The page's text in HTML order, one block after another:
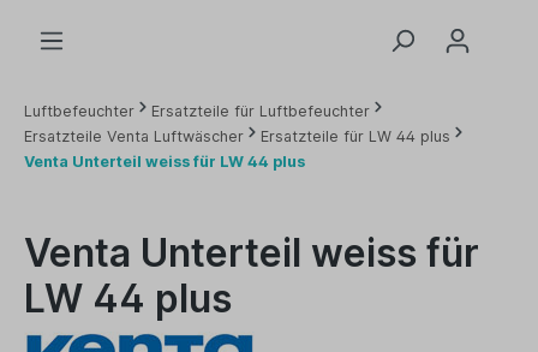
Luftbefeuchter
Ersatzteile für Luftbefeuchter
Ersatzteile Venta Luftwäscher
Ersatzteile für LW 44 plus
Venta Unterteil weiss für LW 44 plus
Venta Unterteil weiss für
LW 44 plus